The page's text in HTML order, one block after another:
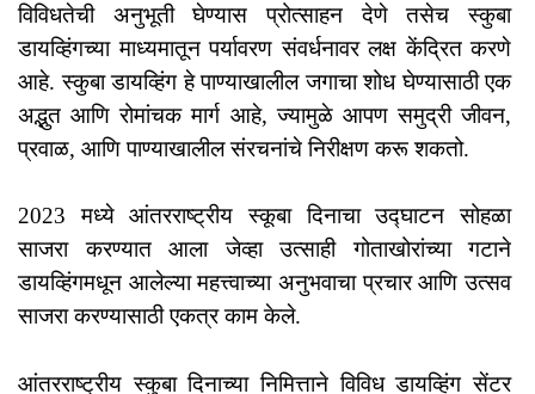
विविधतेची अनुभूती घेण्यास प्रोत्साहन देणे तसेच स्कुबा
डायव्हिंगच्या माध्यमातून पर्यावरण संवर्धनावर लक्ष केंद्रित करणे
आहे. स्कुबा डायव्हिंग हे पाण्याखालील जगाचा शोध घेण्यासाठी एक
अद्भुत आणि रोमांचक मार्ग आहे, ज्यामुळे आपण समुद्री जीवन,
प्रवाळ, आणि पाण्याखालील संरचनांचे निरीक्षण करू शकतो.
2023 मध्ये आंतरराष्ट्रीय स्कूबा दिनाचा उद्घाटन सोहळा
साजरा करण्यात आला जेव्हा उत्साही गोताखोरांच्या गटाने
डायव्हिंगमधून आलेल्या महत्त्वाच्या अनुभवाचा प्रचार आणि उत्सव
साजरा करण्यासाठी एकत्र काम केले.
आंतरराष्ट्रीय स्कुबा दिनाच्या निमित्ताने विविध डायव्हिंग सेंटर